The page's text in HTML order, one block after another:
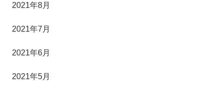
2021年8月
2021年7月
2021年6月
2021年5月